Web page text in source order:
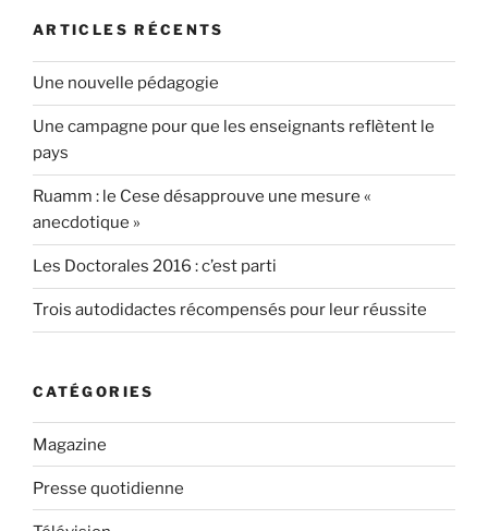
ARTICLES RÉCENTS
Une nouvelle pédagogie
Une campagne pour que les enseignants reflètent le
pays
Ruamm : le Cese désapprouve une mesure «
anecdotique »
Les Doctorales 2016 : c’est parti
Trois autodidactes récompensés pour leur réussite
CATÉGORIES
Magazine
Presse quotidienne